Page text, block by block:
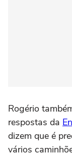
Rogério
respostas da
dizem que é
vários